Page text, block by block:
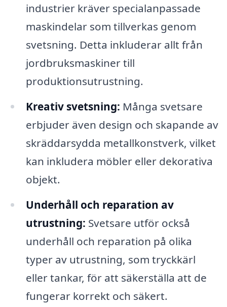
industrier kräver specialanpassade
maskindelar som tillverkas genom
svetsning. Detta inkluderar allt från
jordbruksmaskiner till
produktionsutrustning.
Kreativ svetsning: Många svetsare
erbjuder även design och skapande av
skräddarsydda metallkonstverk, vilket
kan inkludera möbler eller dekorativa
objekt.
Underhåll och reparation av
utrustning: Svetsare utför också
underhåll och reparation på olika
typer av utrustning, som tryckkärl
eller tankar, för att säkerställa att de
fungerar korrekt och säkert.